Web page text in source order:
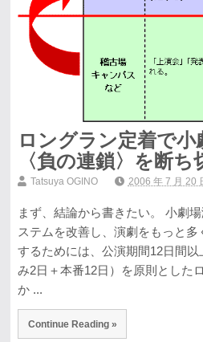
ロングラン定着で小
〈負の連鎖〉を断ち
Tatsuya OGINO 2006 年 7 月 20
まず、結論から書きたい。 小劇
ステムを改善し、演劇をもっと
するためには、公演期間12日間
み2日＋本番12日）を原則とした
か ...
Continue Reading »